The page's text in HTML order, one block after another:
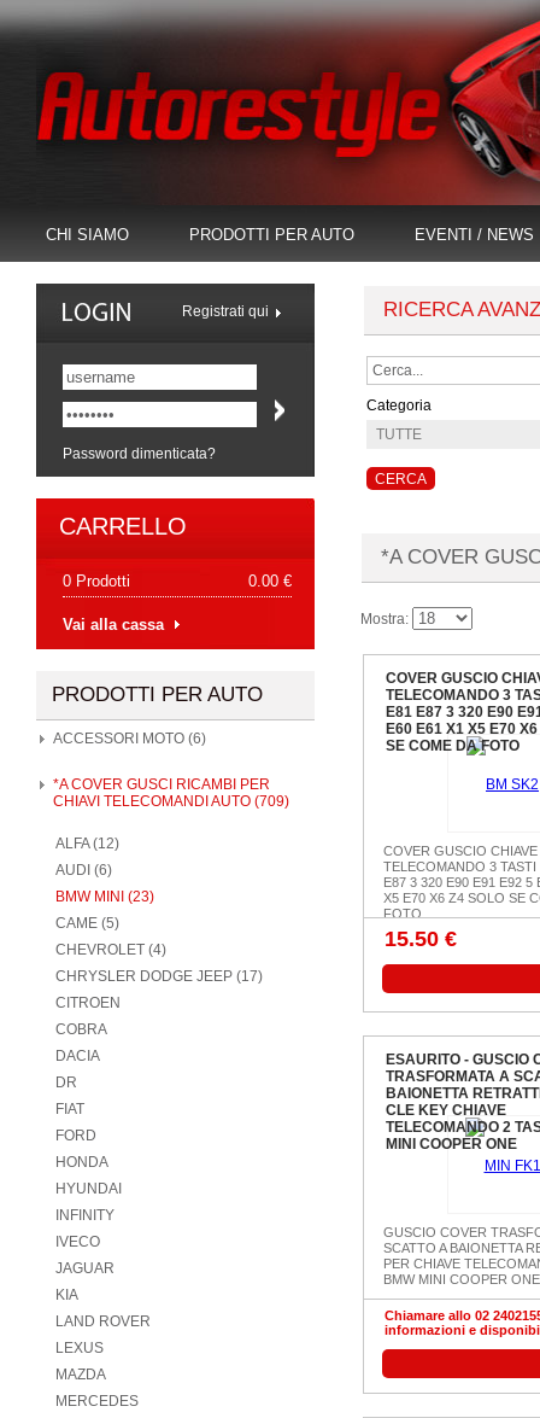
CHI SIAMO PRODOTTI PER AUTO EVENTI / NEWS
PRODOTTI PER AUTO
ACCESSORI MOTO (6)
*A COVER GUSCI RICAMBI PER
CHIAVI TELECOMANDI AUTO (709)
ALFA (12)
AUDI (6)
BMW MINI (23)
CAME (5)
CHEVROLET (4)
CHRYSLER DODGE JEEP (17)
CITROEN
COBRA
DACIA
DR
FIAT
FORD
HONDA
HYUNDAI
INFINITY
IVECO
JAGUAR
KIA
LAND ROVER
LEXUS
MAZDA
MERCEDES
Password dimenticata?
Registrati qui
CARRELLO
0 Prodotti 0.00 €
Vai alla cassa
*A COVER
RICERCA
Categoria
Mostra:
COVER GUSCIO
TELECOMANDO 3
E81 E87 3 320 E90
E60 E61 X1 X5 E70
SE COME DA FOTO
COVER GUSCIO CHIAVE
TELECOMANDO 3 TASTI
E87 3 320 E90 E91 E92 5
X5 E70 X6 Z4 SOLO SE
FOTO
15.50 €
ESAURITO - GUSCIO
TRASFORMATA A
BAIONETTA
CLE KEY CHIAVE
TELECOMANDO 2
MINI COOPER ONE
GUSCIO COVER
SCATTO A BAIONETTA
PER CHIAVE
BMW MINI COOPER ONE
Chiamare allo 02
informazioni e